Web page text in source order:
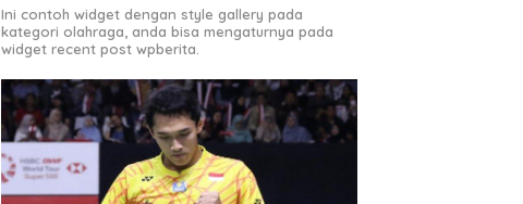
Ini contoh widget dengan style gallery pada
kategori olahraga, anda bisa mengaturnya pada
widget recent post wpberita.